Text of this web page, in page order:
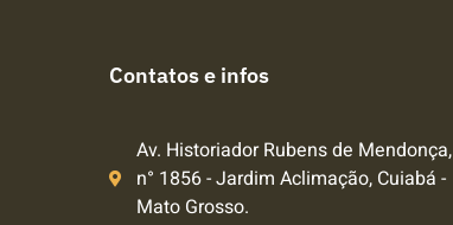
Contatos e infos
Av. Historiador Rubens de Mendonça,
n° 1856 - Jardim Aclimação, Cuiabá -
Mato Grosso.